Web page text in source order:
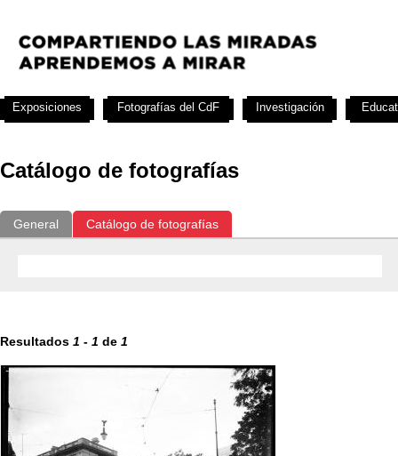
Catálogo de fotografías
General Catálogo de fotografías
Resultados 1 - 1 de 1
Exposiciones Fotografías del CdF Investigación